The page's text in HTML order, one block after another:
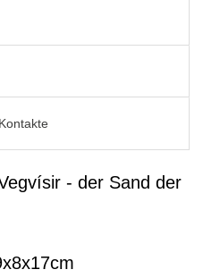
- der Sand der